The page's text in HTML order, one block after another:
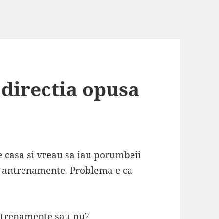
opusa
si vreau sa iau porumbeii
Problema e ca
sau nu?